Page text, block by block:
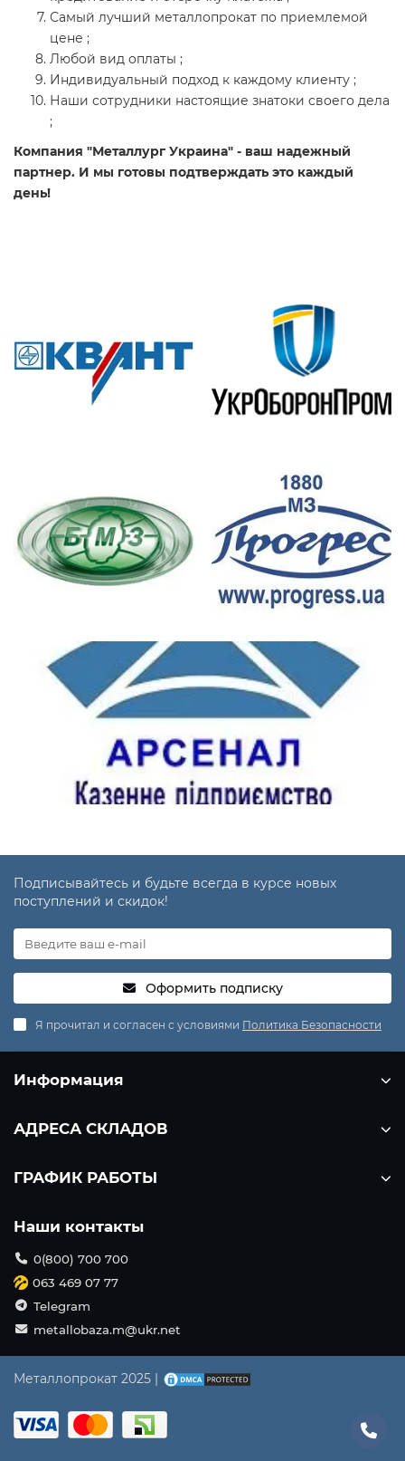
Самый лучший металлопрокат по приемлемой
цене ;
Любой вид оплаты ;
Индивидуальный подход к каждому клиенту ;
Наши сотрудники настоящие знатоки своего дела
;
Компания "Металлург Украина" - ваш надежный
партнер. И мы готовы подтверждать это каждый
день!
Подписывайтесь и будьте всегда в курсе новых
поступлений и скидок!
Оформить подписку
Я прочитал и согласен с условиями Политика Безопасности
Информация
АДРЕСА СКЛАДОВ
ГРАФИК РАБОТЫ
Наши контакты
0(800) 700 700
063 469 07 77
Telegram
metallobaza.m@ukr.net
Металлопрокат 2025 |